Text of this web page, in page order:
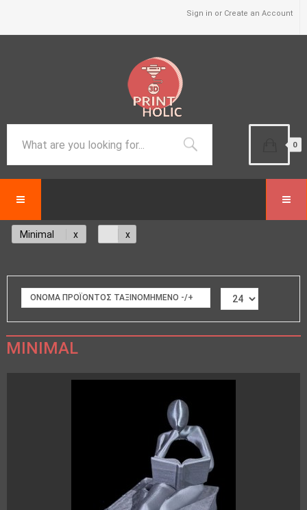
Sign in or Create an Account
0
Minimal
ΟΝΟΜΑ ΠΡΟΪΌΝΤΟΣ ΤΑΞΙΝΟΜΗΜΈΝΟ -/+
MINIMAL